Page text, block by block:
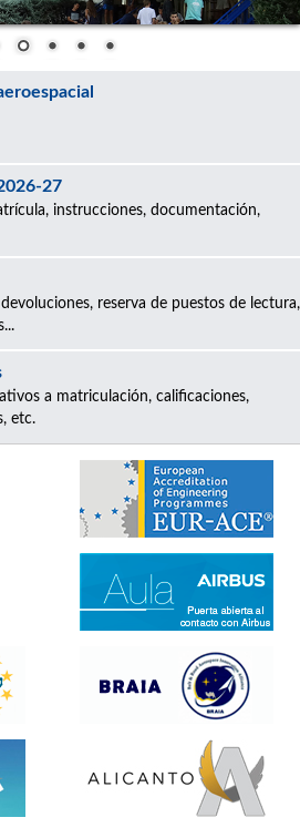
27
instrucciones, documentación,
reserva de puestos de lectura,
a matriculación, calificaciones,
etc.